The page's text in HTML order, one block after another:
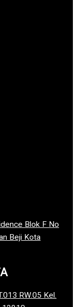
Blok F No
Beji Kota
RW.05 Kel.